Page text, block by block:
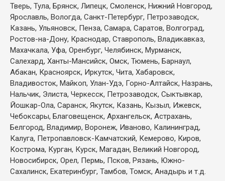
Тверь, Тула, Брянск, Липецк, Смоленск, Нижний Новгород,
Ярославль, Вологда, Санкт-Петербург, Петрозаводск,
Казань, Ульяновск, Пенза, Самара, Саратов, Волгоград,
Ростов-на-Дону, Краснодар, Ставрополь, Владикавказ,
Махачкала, Уфа, Оренбург, Челябинск, Мурманск,
Салехард, Ханты-Мансийск, Омск, Тюмень, Барнаул,
Абакан, Красноярск, Иркутск, Чита, Хабаровск,
Владивосток, Майкоп, Улан-Удэ, Горно-Алтайск, Назрань,
Нальчик, Элиста, Черкесск, Петрозаводск, Сыктывкар,
Йошкар-Ола, Саранск, Якутск, Казань, Кызыл, Ижевск,
Чебоксары, Благовещенск, Архангельск, Астрахань,
Белгород, Владимир, Воронеж, Иваново, Калининград,
Калуга, Петропавловск-Камчатский, Кемерово, Киров,
Кострома, Курган, Курск, Магадан, Великий Новгород,
Новосибирск, Орел, Пермь, Псков, Рязань, Южно-
Сахалинск, Екатеринбург, Тамбов, Томск, Анадырь и т.д.